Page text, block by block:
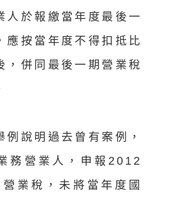
人於報繳當年度最後一
應按當年度不得扣抵比
，併同最後一期營業稅
例說明過去曾有案例，
務營業人，申報2012
業稅，未將當年度國